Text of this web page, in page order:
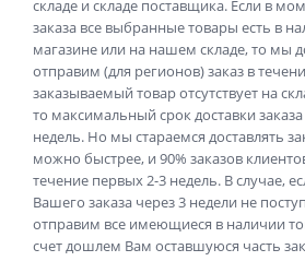
складе и складе поставщика. Если в
заказа все выбранные товары есть в
магазине или на нашем складе, то мы
отправим (для регионов) заказ в
заказываемый товар отсутствует на
то максимальный срок доставки
недель. Но мы стараемся доставлять
можно быстрее, и 90% заказов
течение первых 2-3 недель. В случае,
Вашего заказа через 3 недели не
отправим все имеющиеся в наличии
счет дошлем Вам оставшуюся часть